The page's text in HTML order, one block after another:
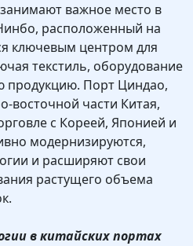
важное место в
расположенный на
ключевым центром для
текстиль, оборудование
продукцию. Порт Циндао,
восточной части Китая,
с Кореей, Японией и
модернизируются,
и расширяют свои
растущего объема
в китайских портах